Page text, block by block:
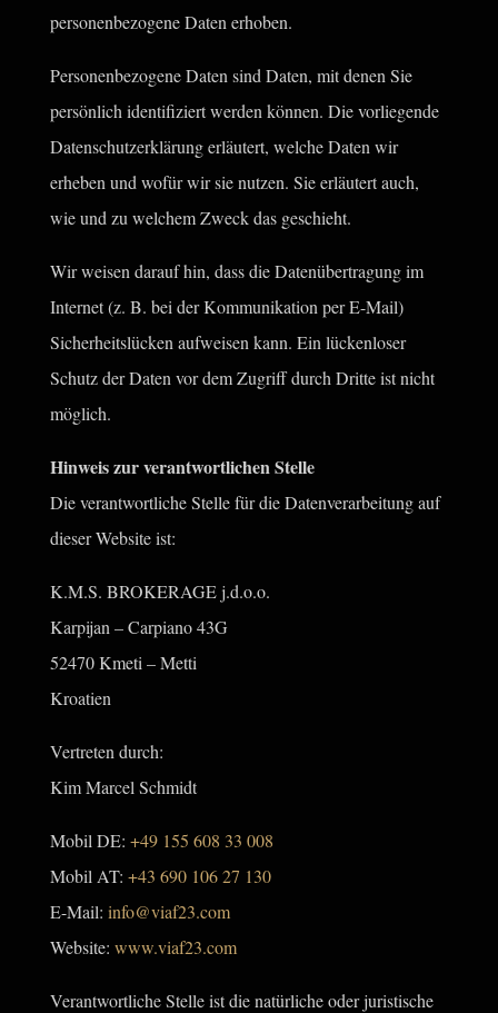
personenbezogene Daten erhoben.
Personenbezogene Daten sind Daten, mit denen Sie
persönlich identifiziert werden können. Die vorliegende
Datenschutzerklärung erläutert, welche Daten wir
erheben und wofür wir sie nutzen. Sie erläutert auch,
wie und zu welchem Zweck das geschieht.
Wir weisen darauf hin, dass die Datenübertragung im
Internet (z. B. bei der Kommunikation per E-Mail)
Sicherheitslücken aufweisen kann. Ein lückenloser
Schutz der Daten vor dem Zugriff durch Dritte ist nicht
möglich.
Hinweis zur verantwortlichen Stelle
Die verantwortliche Stelle für die Datenverarbeitung auf
dieser Website ist:
K.M.S. BROKERAGE j.d.o.o.
Karpijan – Carpiano 43G
52470 Kmeti – Metti
Kroatien
Vertreten durch:
Kim Marcel Schmidt
Mobil DE: +49 155 608 33 008
Mobil AT: +43 690 106 27 130
E-Mail: info@viaf23.com
Website: www.viaf23.com
Verantwortliche Stelle ist die natürliche oder juristische